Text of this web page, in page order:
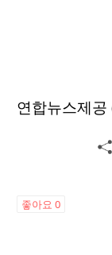
연합뉴스제
좋아요 0